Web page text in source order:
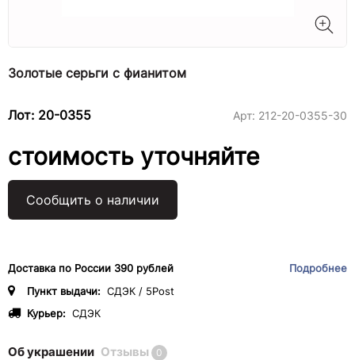
Золотые серьги с фианитом
Лот: 20-0355 Арт: 212-20-0355-30
стоимость уточняйте
Сообщить о наличии
Доставка по России 390 рублей
Подробнее
Пункт выдачи: СДЭК / 5Post
Курьер: СДЭК
Об украшении Отзывы 0